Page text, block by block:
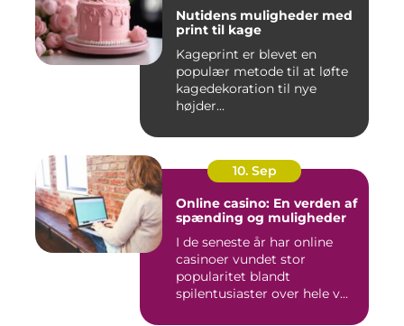
Nutidens muligheder med
print til kage
Kageprint er blevet en
populær metode til at løfte
kagedekoration til nye
højder...
10. Sep
Online casino: En verden af
spænding og muligheder
I de seneste år har online
casinoer vundet stor
popularitet blandt
spilentusiaster over hele v...